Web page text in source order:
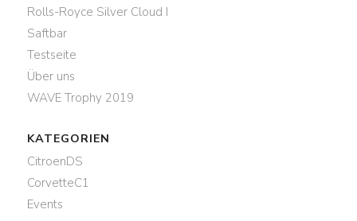
Rolls-Royce Silver Cloud I
Saftbar
Testseite
Über uns
WAVE Trophy 2019
KATEGORIEN
CitroenDS
CorvetteC1
Events